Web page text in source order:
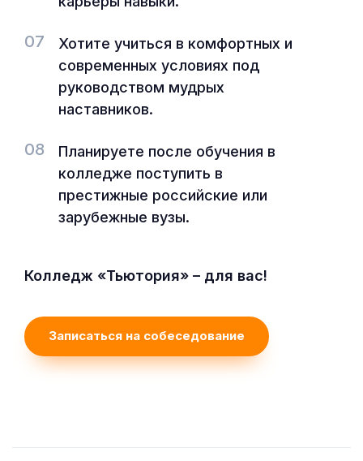
07
Хотите учиться в комфортных и
современных условиях под
руководством мудрых
наставников.
08
Планируете после обучения в
колледже поступить в
престижные российские или
зарубежные вузы.
Колледж «Тьютория» – для вас!
Записаться на собеседование